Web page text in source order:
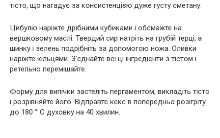
тісто, що нагадує за консистенцією дуже густу сметану.
Цибулю наріжте дрібними кубиками і обсмажте на
вершковому маслі. Твердий сир натріть на грубій терці, а
шинку і зелень подрібніть за допомогою ножа. Оливки
наріжте кільцями. З’єднайте всі ці інгредієнти з тістом і
ретельно перемішайте.
Форму для випічки застеліть пергаментом, викладіть тісто
і розрівняйте його. Відправте кекс в попередньо розігріту
до 180 ° C духовку на 40 хвилин.